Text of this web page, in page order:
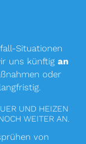
Situationen
uns künftig an
oder
UND HEIZEN
WEITER AN.
von